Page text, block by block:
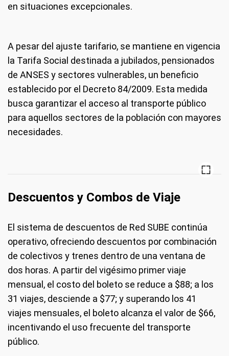
en situaciones excepcionales.
A pesar del ajuste tarifario, se mantiene en vigencia
la Tarifa Social destinada a jubilados, pensionados
de ANSES y sectores vulnerables, un beneficio
establecido por el Decreto 84/2009. Esta medida
busca garantizar el acceso al transporte público
para aquellos sectores de la población con mayores
necesidades.
Descuentos y Combos de Viaje
El sistema de descuentos de Red SUBE continúa
operativo, ofreciendo descuentos por combinación
de colectivos y trenes dentro de una ventana de
dos horas. A partir del vigésimo primer viaje
mensual, el costo del boleto se reduce a $88; a los
31 viajes, desciende a $77; y superando los 41
viajes mensuales, el boleto alcanza el valor de $66,
incentivando el uso frecuente del transporte
público.